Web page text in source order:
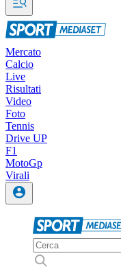
Mercato
Calcio
Live
Risultati
Video
Foto
Tennis
Drive UP
F1
MotoGp
Virali